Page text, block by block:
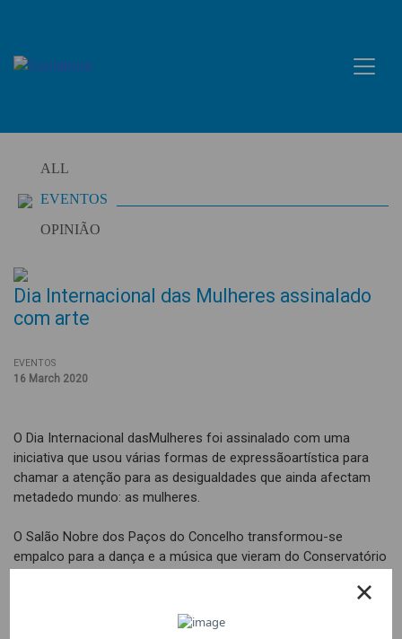
content
ALL
EVENTOS
OPINIÃO
Dia Internacional das Mulheres assinalado
com arte
EVENTOS
16 March 2020
O Dia Internacional dasMulheres foi assinalado com uma
iniciativa que usou várias formas de expressãoartística para
chamar a atenção para as desigualdades que ainda afectam
metadedo mundo: as mulheres.
O Salão Nobre dos Paços do Concelho transformou-se
empalco para a dança e a música que vieram do Conservatório
ecoaram por todo o edifício da Câmarada Covilhã, para uma
volta ao fundo em 8 minutos proposta por Nuno